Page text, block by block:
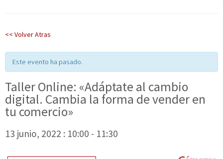
<< Volver Atras
Este evento ha pasado.
Taller Online: «Adáptate al cambio
digital. Cambia la forma de vender en
tu comercio»
13 junio, 2022 : 10:00 - 11:30